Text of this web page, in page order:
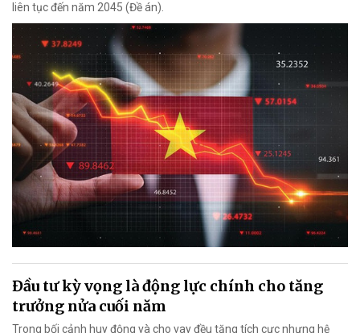
liên tục đến năm 2045 (Đề án).
Đầu tư kỳ vọng là động lực chính cho tăng
trưởng nửa cuối năm
Trong bối cảnh huy động và cho vay đều tăng tích cực nhưng hệ